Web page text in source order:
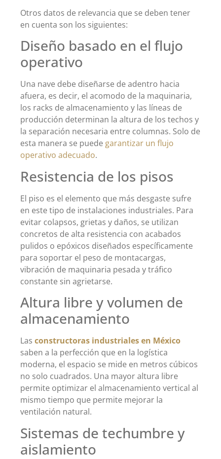
Otros datos de relevancia que se deben tener
en cuenta son los siguientes:
Diseño basado en el flujo
operativo
Una nave debe diseñarse de adentro hacia
afuera, es decir, el acomodo de la maquinaria,
los racks de almacenamiento y las líneas de
producción determinan la altura de los techos y
la separación necesaria entre columnas. Solo de
esta manera se puede garantizar un flujo
operativo adecuado.
Resistencia de los pisos
El piso es el elemento que más desgaste sufre
en este tipo de instalaciones industriales. Para
evitar colapsos, grietas y daños, se utilizan
concretos de alta resistencia con acabados
pulidos o epóxicos diseñados específicamente
para soportar el peso de montacargas,
vibración de maquinaria pesada y tráfico
constante sin agrietarse.
Altura libre y volumen de
almacenamiento
Las constructoras industriales en México
saben a la perfección que en la logística
moderna, el espacio se mide en metros cúbicos
no solo cuadrados. Una mayor altura libre
permite optimizar el almacenamiento vertical al
mismo tiempo que permite mejorar la
ventilación natural.
Sistemas de techumbre y
aislamiento